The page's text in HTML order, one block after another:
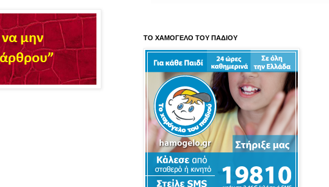
ΤΟ ΧΑΜΟΓΕΛΟ ΤΟΥ ΠΑΔΙΟΥ